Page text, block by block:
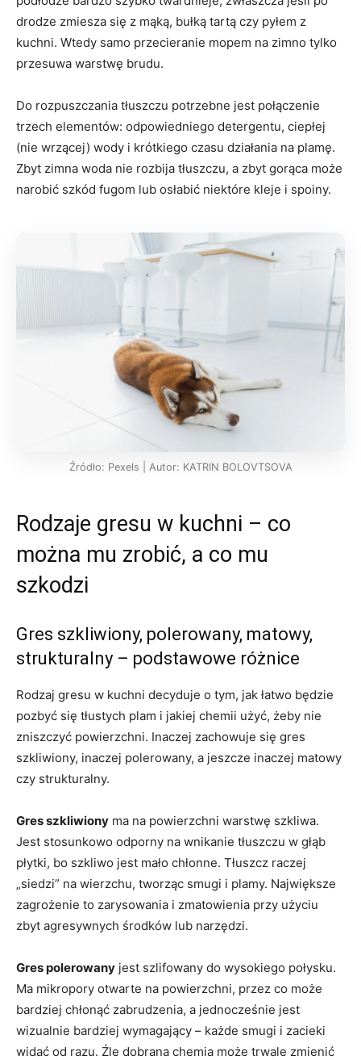
drodze zmiesza się z mąką, bułką tartą czy pyłem z
kuchni. Wtedy samo przecieranie mopem na zimno tylko
przesuwa warstwę brudu.
Do rozpuszczania tłuszczu potrzebne jest połączenie
trzech elementów: odpowiedniego detergentu, ciepłej
(nie wrzącej) wody i krótkiego czasu działania na plamę.
Zbyt zimna woda nie rozbija tłuszczu, a zbyt gorąca może
narobić szkód fugom lub osłabić niektóre kleje i spoiny.
Źródło: Pexels | Autor: KATRIN BOLOVTSOVA
Rodzaje gresu w kuchni – co
można mu zrobić, a co mu
szkodzi
Gres szkliwiony, polerowany, matowy,
strukturalny – podstawowe różnice
Rodzaj gresu w kuchni decyduje o tym, jak łatwo będzie
pozbyć się tłustych plam i jakiej chemii użyć, żeby nie
zniszczyć powierzchni. Inaczej zachowuje się gres
szkliwiony, inaczej polerowany, a jeszcze inaczej matowy
czy strukturalny.
Gres szkliwiony ma na powierzchni warstwę szkliwa.
Jest stosunkowo odporny na wnikanie tłuszczu w głąb
płytki, bo szkliwo jest mało chłonne. Tłuszcz raczej
„siedzi” na wierzchu, tworząc smugi i plamy. Największe
zagrożenie to zarysowania i zmatowienia przy użyciu
zbyt agresywnych środków lub narzędzi.
Gres polerowany jest szlifowany do wysokiego połysku.
Ma mikropory otwarte na powierzchni, przez co może
bardziej chłonąć zabrudzenia, a jednocześnie jest
wizualnie bardziej wymagający – każde smugi i zacieki
widać od razu. Źle dobrana chemia może trwale zmienić